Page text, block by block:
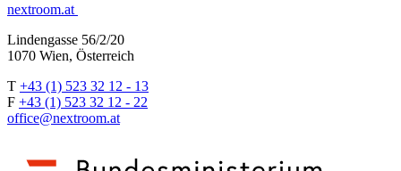
nextroom.at
Lindengasse 56/2/20
1070 Wien, Österreich
T +43 (1) 523 32 12 - 13
F +43 (1) 523 32 12 - 22
office@nextroom.at